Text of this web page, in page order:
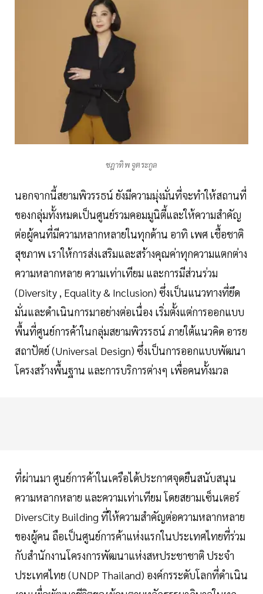
ชฎาทิพ จูตระกูล
นอกจากนี้สยามพิวรรธน์ ยังมีความมุ่งมั่นที่จะทำให้สถานที่
ของกลุ่มทั้งหมดเป็นศูนย์รวมคอมมูนิตี้และให้ความสำคัญ
ต่อผู้คนที่มีความหลากหลายในทุกด้าน อาทิ เพศ เชื้อชาติ
สุขภาพ เราให้การส่งเสริมและสร้างคุณค่าทุกความแตกต่าง
ความหลากหลาย ความเท่าเทียม และการมีส่วนร่วม
(Diversity , Equality & Inclusion) ซึ่งเป็นแนวทางที่ยึด
มั่นและดำเนินการมาอย่างต่อเนื่อง เริ่มตั้งแต่การออกแบบ
พื้นที่ศูนย์การค้าในกลุ่มสยามพิวรรธน์ ภายใต้แนวคิด อารย
สถาปัตย์ (Universal Design) ซึ่งเป็นการออกแบบพัฒนา
โครงสร้างพื้นฐาน และการบริการต่างๆ เพื่อคนทั้งมวล
ที่ผ่านมา ศูนย์การค้าในเครือได้ประกาศจุดยืนสนับสนุน
ความหลากหลาย และความเท่าเทียม โดยสยามเซ็นเตอร์
DiversCity Building ที่ให้ความสำคัญต่อความหลากหลาย
ของผู้คน ถือเป็นศูนย์การค้าแห่งแรกในประเทศไทยที่ร่วม
กับสำนักงานโครงการพัฒนาแห่งสหประชาชาติ ประจำ
ประเทศไทย (UNDP Thailand) องค์กรระดับโลกที่ดำเนิน